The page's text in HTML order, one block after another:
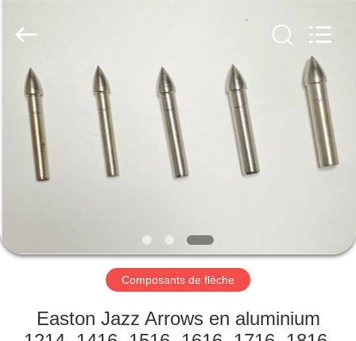
MAISON
DES
PRODUITS
SUJET
DE
Arrows.
Composants de flèche
Easton Jazz Arrows en aluminium